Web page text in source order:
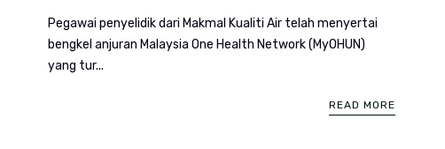
Pegawai penyelidik dari Makmal Kualiti Air telah menyertai
bengkel anjuran Malaysia One Health Network (MyOHUN)
yang tur...
READ MORE